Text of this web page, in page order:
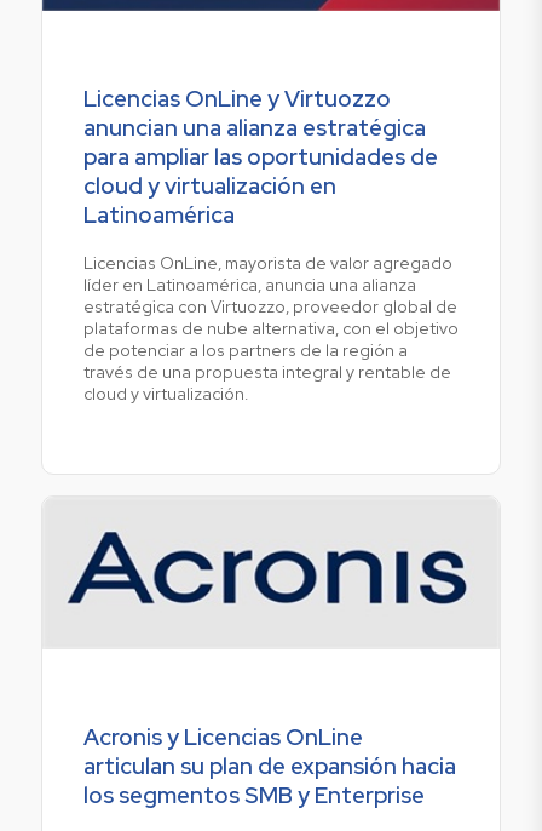
Licencias OnLine y Virtuozzo
anuncian una alianza estratégica
para ampliar las oportunidades de
cloud y virtualización en
Latinoamérica
Licencias OnLine, mayorista de valor agregado
líder en Latinoamérica, anuncia una alianza
estratégica con Virtuozzo, proveedor global de
plataformas de nube alternativa, con el objetivo
de potenciar a los partners de la región a
través de una propuesta integral y rentable de
cloud y virtualización.
Acronis y Licencias OnLine
articulan su plan de expansión hacia
los segmentos SMB y Enterprise